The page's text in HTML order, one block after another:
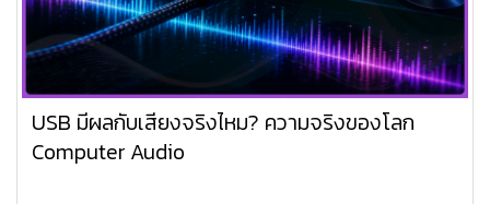
USB มีผลกับเสียงจริงไหม? ความจริงของโลก
Computer Audio